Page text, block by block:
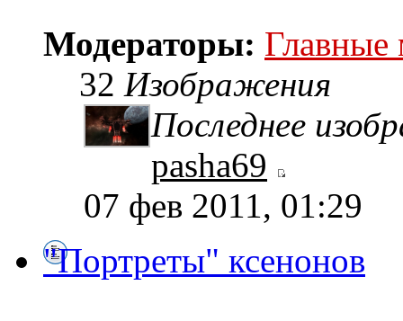
Модераторы: Главные
32 Изображения
Последнее
pasha69
07 фев 2011, 01:29
"Портреты" ксенонов